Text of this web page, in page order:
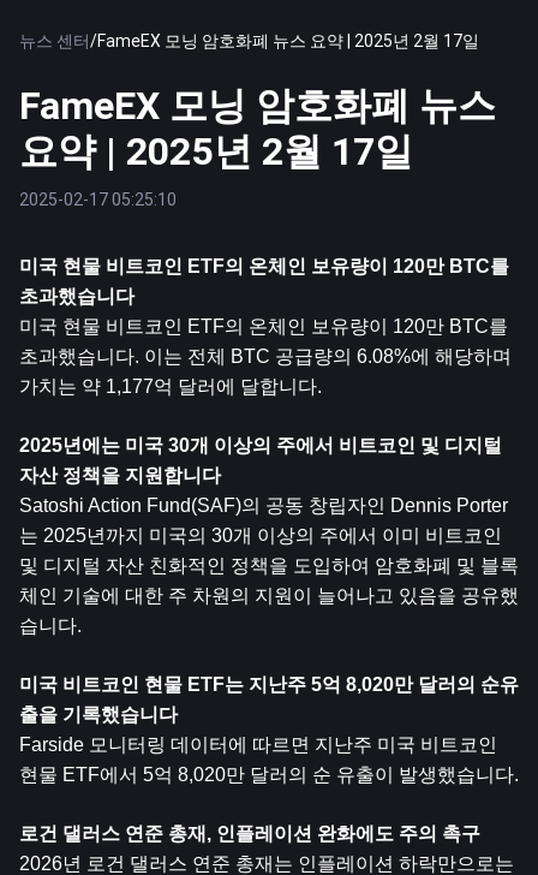
뉴스 센터/FameEX 모닝 암호화폐 뉴스 요약 | 2025년 2월 17일
FameEX 모닝 암호화폐 뉴스
요약 | 2025년 2월 17일
2025-02-17 05:25:10
미국 현물 비트코인 ETF의 온체인 보유량이 120만 BTC를
초과했습니다
미국 현물 비트코인 ​​ETF의 온체인 보유량이 120만 BTC를
초과했습니다. 이는 전체 BTC 공급량의 6.08%에 해당하며
가치는 약 1,177억 달러에 달합니다.
2025년에는 미국 30개 이상의 주에서 비트코인 ​​및 디지털
자산 정책을 지원합니다
Satoshi Action Fund(SAF)의 공동 창립자인 Dennis Porter
는 2025년까지 미국의 30개 이상의 주에서 이미 비트코인 ​​
및 디지털 자산 친화적인 정책을 도입하여 암호화폐 및 블록
체인 기술에 대한 주 차원의 지원이 늘어나고 있음을 공유했
습니다.
미국 비트코인 ​​현물 ETF는 지난주 5억 8,020만 달러의 순유
출을 기록했습니다
Farside 모니터링 데이터에 따르면 지난주 미국 비트코인 ​​
현물 ETF에서 5억 8,020만 달러의 순 유출이 발생했습니다.
로건 댈러스 연준 총재, 인플레이션 완화에도 주의 촉구
2026년 로건 댈러스 연준 총재는 인플레이션 하락만으로는